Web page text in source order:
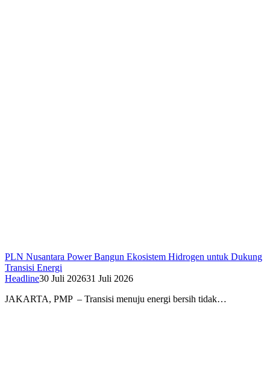
PLN Nusantara Power Bangun Ekosistem Hidrogen untuk Dukung
Transisi Energi
Headline30 Juli 202631 Juli 2026
JAKARTA, PMP – Transisi menuju energi bersih tidak…